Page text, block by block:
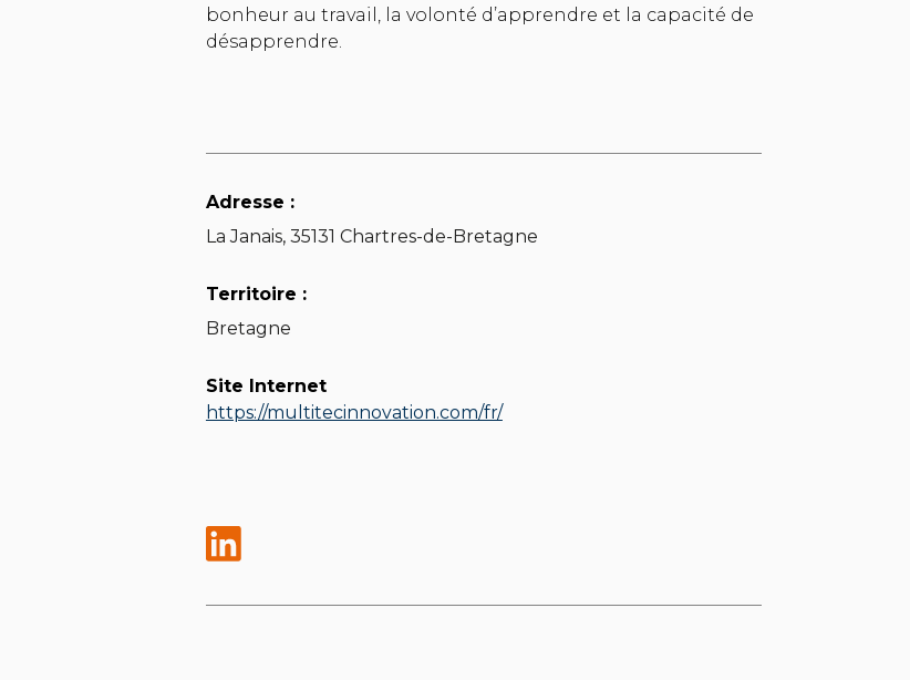
bonheur au travail, la volonté d’apprendre et la capacité de
désapprendre.
Adresse :
La Janais, 35131 Chartres-de-Bretagne
Territoire :
Bretagne
Site Internet
https://multitecinnovation.com/fr/